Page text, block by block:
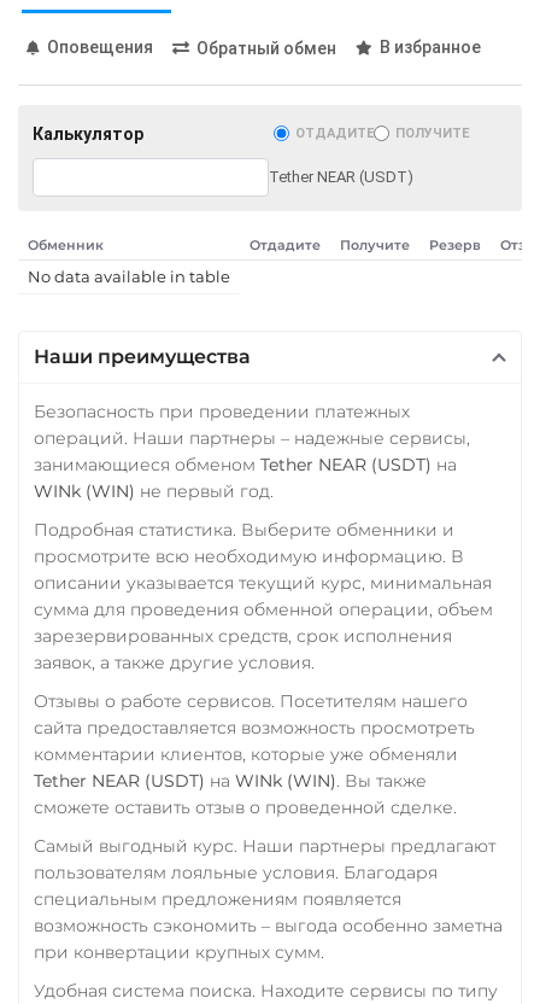
AVAXC
OP
TON
Tornado Cash (TORN)
Uniswap (UNI)
ERC20
USD Coin (USDC)
ERC20 BEP20
SOL
Polygon
ARB
OP
BASE
NEAR
XLM
SUI
SONIC
VeChain (VET)
Verge (XVG)
WAVES
Wrapped Bitcoin (WBTC)
Yearn.finance (YFI)
IDR NZD
SEK
Открытие RUB
Почта Банк RUB
Приват24
EUR UAH
Промсвязьбанк RUB
ПУМБ UAH
Райффайзен
RUB UAH
Росбанк RUB
Россельхоз банк RUB
Русский Стандарт RUB
Сбербанк
QR RUB
СБП RUB
Оповещения Обратный обмен В избранное
Калькулятор ОТДАДИТЕ ПОЛУЧИТЕ
Tether NEAR (USDT)
Обменник Отдадите Получите Резерв
No data available in table
Наши преимущества
Безопасность при проведении платежных
операций. Наши партнеры – надежные сервисы,
занимающиеся обменом Tether NEAR (USDT) на
WINk (WIN) не первый год.
Подробная статистика. Выберите обменники и
просмотрите всю необходимую информацию. В
описании указывается текущий курс, минимальная
сумма для проведения обменной операции, объем
зарезервированных средств, срок исполнения
заявок, а также другие условия.
Отзывы о работе сервисов. Посетителям нашего
сайта предоставляется возможность просмотреть
комментарии клиентов, которые уже обменяли
Tether NEAR (USDT) на WINk (WIN). Вы также
сможете оставить отзыв о проведенной сделке.
Самый выгодный курс. Наши партнеры предлагают
пользователям лояльные условия. Благодаря
специальным предложениям появляется
возможность сэкономить – выгода особенно заметна
при конвертации крупных сумм.
Удобная система поиска. Находите сервисы по типу